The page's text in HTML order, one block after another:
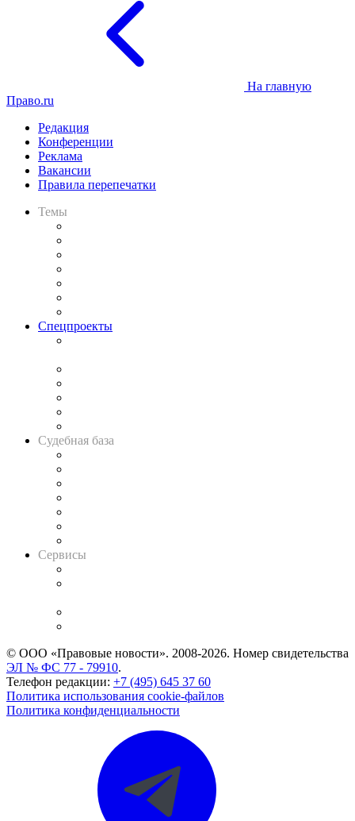
На главную
Право.ru
Редакция
Конференции
Реклама
Вакансии
Правила перепечатки
Темы
Спецпроекты
Судебная база
Сервисы
© ООО «Правовые новости». 2008-2026. Номер свидетельства
ЭЛ № ФС 77 - 79910.
Телефон редакции: +7 (495) 645 37 60
Политика использования cookie-файлов
Политика конфиденциальности